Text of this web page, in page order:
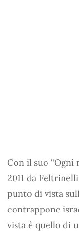
Con il suo “Ogni
2011 da
punto di vista
contrappone
vista è quello di